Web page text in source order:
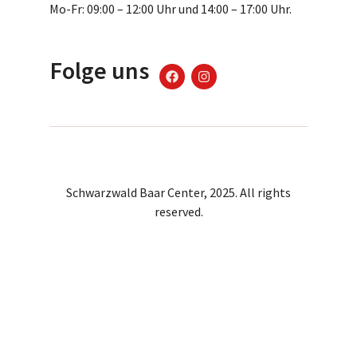
Mo-Fr: 09:00 – 12:00 Uhr und 14:00 – 17:00 Uhr.
Folge uns
Schwarzwald Baar Center, 2025. All rights
reserved.